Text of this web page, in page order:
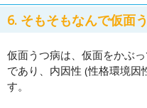
6. そもそもなんで仮面
仮面うつ病は、仮面をかぶ
であり、内因性 (性格環境
す。